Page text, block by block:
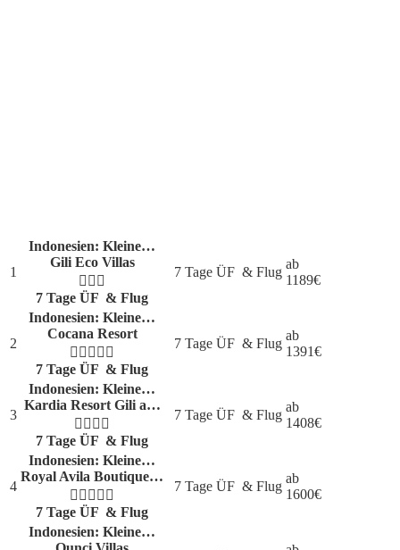
1
Indonesien: Kleine…
Gili Eco Villas
7 Tage ÜF & Flug
7 Tage ÜF & Flug
ab
1189€
2
Indonesien: Kleine…
Cocana Resort
7 Tage ÜF & Flug
7 Tage ÜF & Flug
ab
1391€
3
Indonesien: Kleine…
Kardia Resort Gili a…
7 Tage ÜF & Flug
7 Tage ÜF & Flug
ab
1408€
4
Indonesien: Kleine…
Royal Avila Boutique…
7 Tage ÜF & Flug
7 Tage ÜF & Flug
ab
1600€
Indonesien: Kleine…